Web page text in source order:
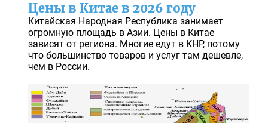
Цены в Китае в 2026 году
Китайская Народная Республика занимает
огромную площадь в Азии. Цены в Китае
зависят от региона. Многие едут в КНР, потому
что большинство товаров и услуг там дешевле,
чем в России.